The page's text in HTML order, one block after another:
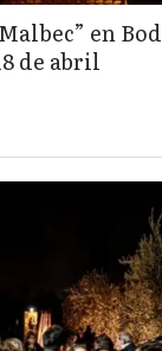
en
de abril